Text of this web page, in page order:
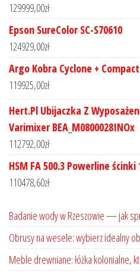
129999,00zł
Epson SureColor SC-S70610
124929,00zł
Argo Kobra Cyclone +
119925,00zł
Hert.Pl Ubijaczka Z
Varimixer BEA_M0800028INOx
112792,00zł
HSM FA 500.3 Powerline ścinki
110478,60zł
Badanie wody w Rzeszowie — jak
Obrusy na wesele: wybierz idealny
Meble drewniane: łóżka kolonialne,